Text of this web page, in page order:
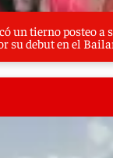
un tierno posteo a
su debut en el